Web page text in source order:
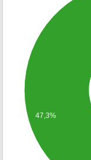
47,3%